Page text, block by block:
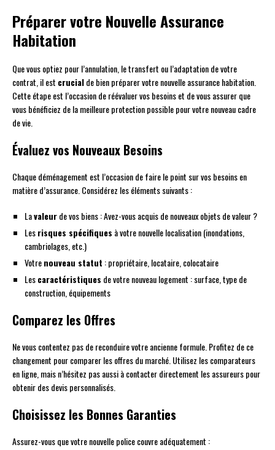
Préparer votre Nouvelle Assurance
Habitation
Que vous optiez pour l’annulation, le transfert ou l’adaptation de votre
contrat, il est crucialde bien préparer votre nouvelle assurance habitation.
Cette étape est l’occasion de réévaluer vos besoins et de vous assurer que
vous bénéficiez de la meilleure protection possible pour votre nouveau cadre
de vie.
Évaluez vos Nouveaux Besoins
Chaque déménagement est l’occasion de faire le point sur vos besoins en
matière d’assurance. Considérez les éléments suivants :
Lavaleurde vos biens : Avez-vous acquis de nouveaux objets de valeur ?
Lesrisques spécifiques à votre nouvelle localisation (inondations,
cambriolages, etc.)
Votrenouveau statut : propriétaire, locataire, colocataire
Lescaractéristiques de votre nouveau logement : surface, type de
construction, équipements
Comparez les Offres
Ne vous contentez pas de reconduire votre ancienne formule. Profitez de ce
changement pour comparer les offres du marché. Utilisez les comparateurs
en ligne, mais n’hésitez pas aussi à contacter directement les assureurs pour
obtenir des devis personnalisés.
Choisissez les Bonnes Garanties
Assurez-vous que votre nouvelle police couvre adéquatement :